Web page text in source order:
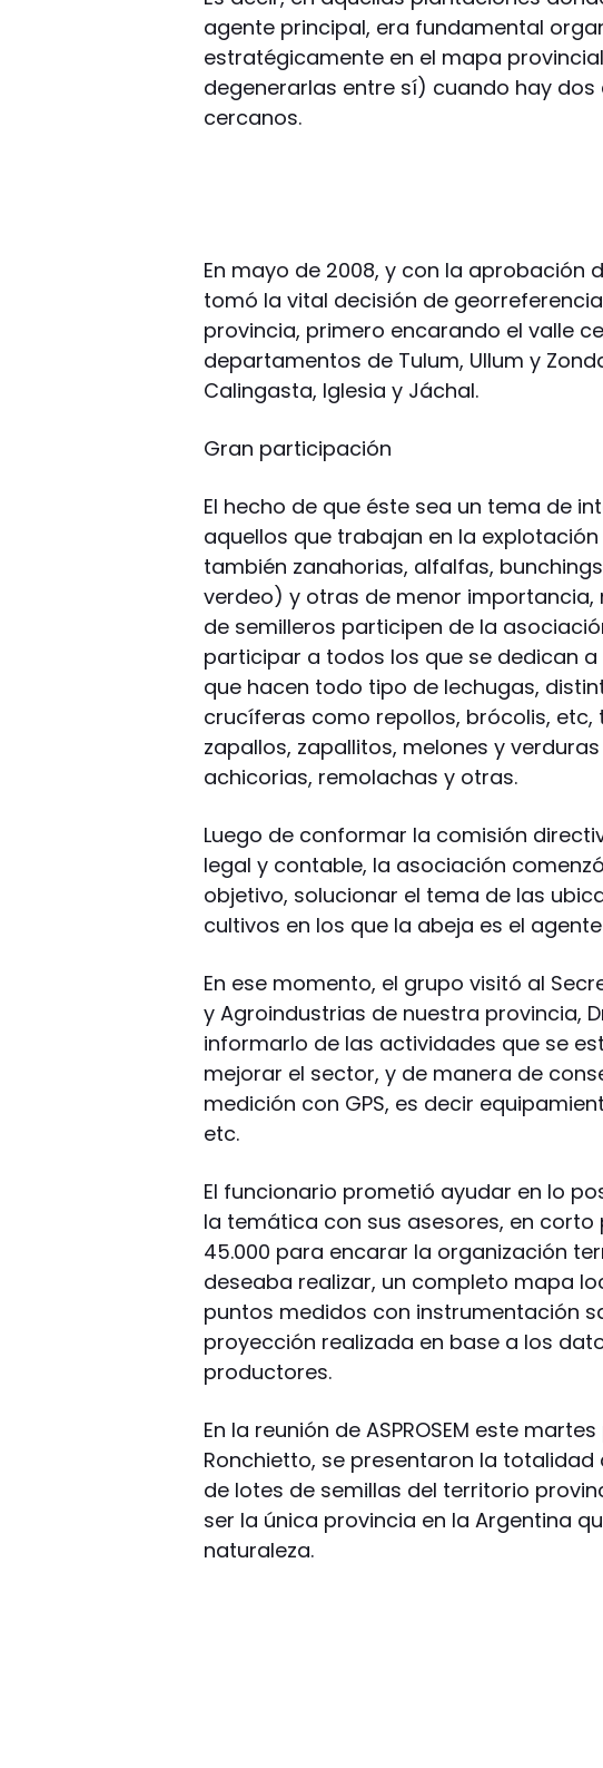
agente principal, era fundamental
estratégicamente en el mapa
degenerarlas entre sí) cuando hay
cercanos.
En mayo de 2008, y con la aprobación
tomó la vital decisión de
provincia, primero encarando el valle
departamentos de Tulum, Ullum y
Calingasta, Iglesia y Jáchal.
Gran participación
El hecho de que éste sea un tema de
aquellos que trabajan en la
también zanahorias, alfalfas,
verdeo) y otras de menor
de semilleros participen de la
participar a todos los que se dedican
que hacen todo tipo de lechugas,
crucíferas como repollos, brócolis,
zapallos, zapallitos, melones y
achicorias, remolachas y otras.
Luego de conformar la comisión
legal y contable, la asociación
objetivo, solucionar el tema de las
cultivos en los que la abeja es el
En ese momento, el grupo visitó al
y Agroindustrias de nuestra provincia,
informarlo de las actividades que se
mejorar el sector, y de manera de
medición con GPS, es decir
etc.
El funcionario prometió ayudar en lo
la temática con sus asesores, en corto
45.000 para encarar la organización
deseaba realizar, un completo mapa
puntos medidos con instrumentación
proyección realizada en base a los
productores.
En la reunión de ASPROSEM este
Ronchietto, se presentaron la
de lotes de semillas del territorio
ser la única provincia en la Argentina
naturaleza.